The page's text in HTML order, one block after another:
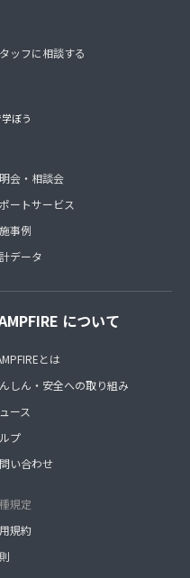
ッフに相談する
ぼう
会・相談会
ートサービス
事例
データ
について
とは
しん・安全への取り組み
ース
プ
い合わせ
規定
規約